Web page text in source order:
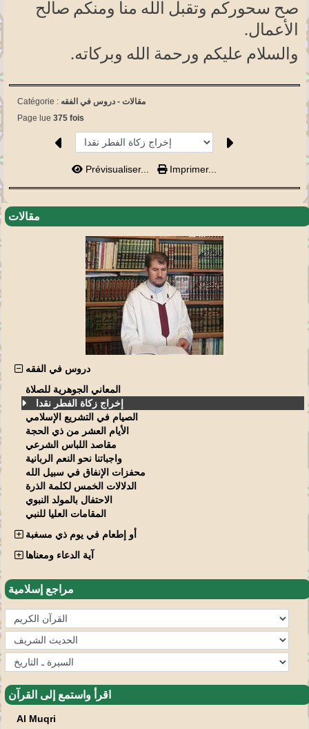
مقالات
دروس في الفقه
أو إطعام في يوم ذي مسغبة
آية الدعاء ومعناها
مراجع إسلامية
اقرأ واستمع إلى القرآن
Al Muqri
صح سحوركم وتقبل الله منا ومنكم صالح
الأعمال.
والسلام عليكم ورحمة الله وبركاته.
Catégorie : مقالات -دروس في الفقه
Page lue 375 fois
Prévisualiser... Imprimer...